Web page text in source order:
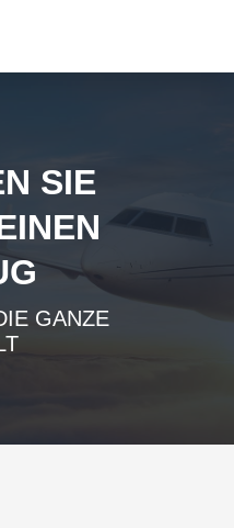
SIE
GANZE